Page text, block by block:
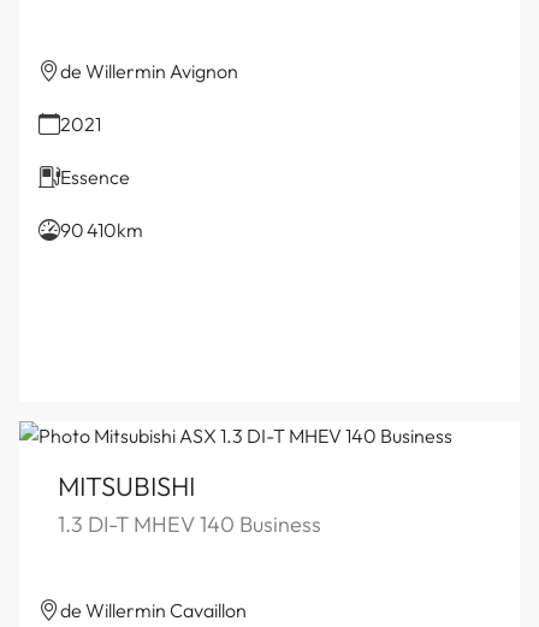
de Willermin Avignon
2021
Essence
90 410km
MITSUBISHI
1.3 DI-T MHEV 140 Business
de Willermin Cavaillon